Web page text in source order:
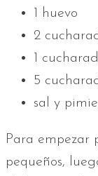
1 huevo
2
1
5
sal y
Para empezar
pequeños,